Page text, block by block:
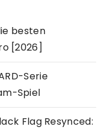
besten
[2026]
Serie
Spiel
Flag Resynced: